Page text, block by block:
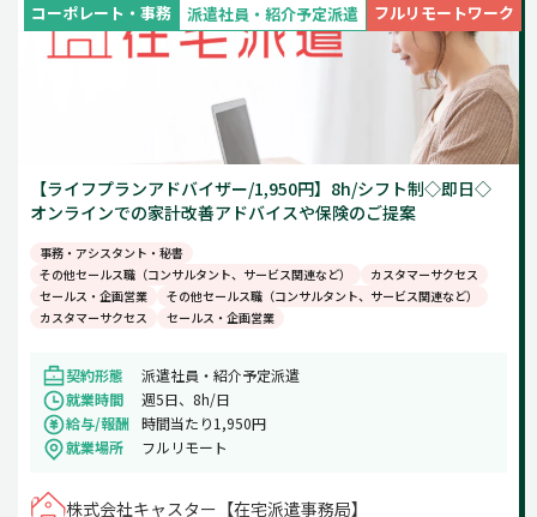
コーポレート・事務 派遣社員・紹介予定派遣 フルリモートワーク
【ライフプランアドバイザー/1,950円】8h/シフト制◇即日◇
オンラインでの家計改善アドバイスや保険のご提案
事務・アシスタント・秘書
その他セールス職（コンサルタント、サービス関連など）
カスタマーサクセス
セールス・企画営業
その他セールス職（コンサルタント、サービス関連など）
カスタマーサクセス
セールス・企画営業
契約形態
派遣社員・紹介予定派遣
就業時間
週5日、8h/日
給与/報酬 時間当たり1,950円
就業場所
フルリモート
株式会社キャスター【在宅派遣事務局】